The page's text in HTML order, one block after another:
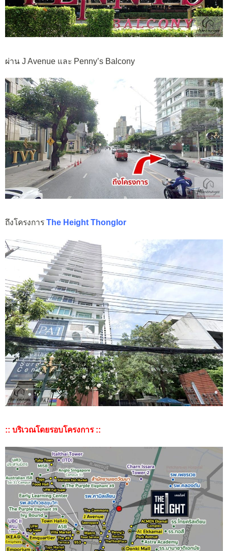
ผ่าน J Avenue และ Penny’s Balcony
ถึงโครงการ The Height Thonglor
:: บริเวณโดยรอบโครงการ ::